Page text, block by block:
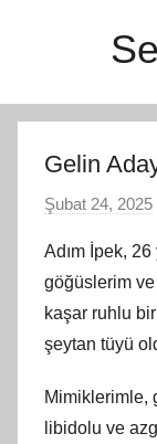
Gelin
Şubat 24, 2025
Adım İpek,
göğüslerim
kaşar ruhlu
şeytan tüyü
Mimiklerimle,
libidolu ve